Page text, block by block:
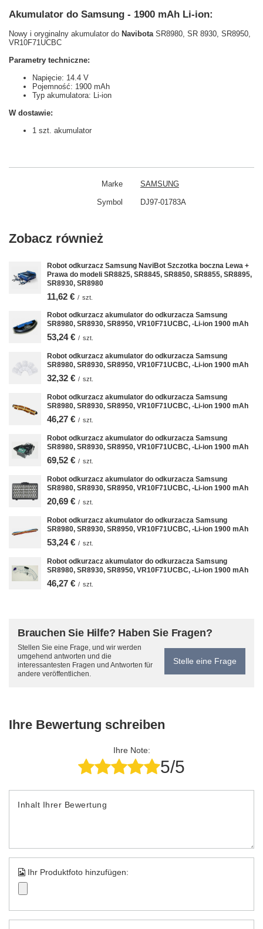
Akumulator do Samsung - 1900 mAh Li-ion:
Nowy i oryginalny akumulator do NavibotaSR8980, SR 8930, SR8950,
VR10F71UCBC
Parametry techniczne:
Napięcie: 14.4 V
Pojemność: 1900 mAh
Typ akumulatora: Li-ion
W dostawie:
1 szt. akumulator
Marke SAMSUNG
Symbol DJ97-01783A
Zobacz również
Robot odkurzacz Samsung NaviBot Szczotka boczna Lewa +
Prawa do modeli SR8825, SR8845, SR8850, SR8855, SR8895,
SR8930, SR8980
11,62 € / szt.
Robot odkurzacz akumulator do odkurzacza Samsung
SR8980, SR8930, SR8950, VR10F71UCBC, -Li-ion 1900 mAh
53,24 € / szt.
Robot odkurzacz akumulator do odkurzacza Samsung
SR8980, SR8930, SR8950, VR10F71UCBC, -Li-ion 1900 mAh
32,32 € / szt.
Robot odkurzacz akumulator do odkurzacza Samsung
SR8980, SR8930, SR8950, VR10F71UCBC, -Li-ion 1900 mAh
46,27 € / szt.
Robot odkurzacz akumulator do odkurzacza Samsung
SR8980, SR8930, SR8950, VR10F71UCBC, -Li-ion 1900 mAh
69,52 € / szt.
Robot odkurzacz akumulator do odkurzacza Samsung
SR8980, SR8930, SR8950, VR10F71UCBC, -Li-ion 1900 mAh
20,69 € / szt.
Robot odkurzacz akumulator do odkurzacza Samsung
SR8980, SR8930, SR8950, VR10F71UCBC, -Li-ion 1900 mAh
53,24 € / szt.
Robot odkurzacz akumulator do odkurzacza Samsung
SR8980, SR8930, SR8950, VR10F71UCBC, -Li-ion 1900 mAh
46,27 € / szt.
Brauchen Sie Hilfe? Haben Sie Fragen?
Stellen Sie eine Frage, und wir werden
umgehend antworten und die
interessantesten Fragen und Antworten für
andere veröffentlichen.
Stelle eine Frage
Ihre Bewertung schreiben
Ihre Note:
5/5
Inhalt Ihrer Bewertung
Ihr Produktfoto hinzufügen: